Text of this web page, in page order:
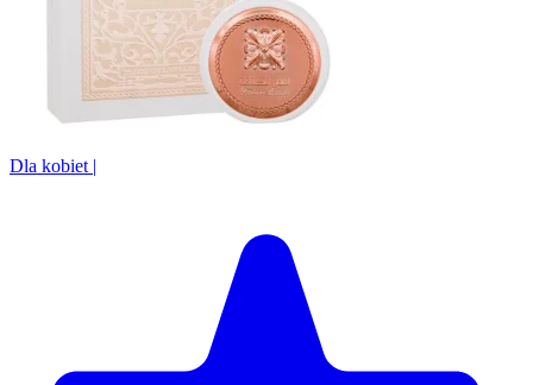
Dla kobiet